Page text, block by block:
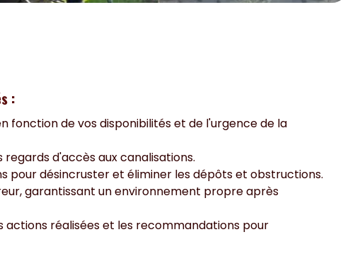
:
fonction de vos disponibilités et de l'urgence de la
d'accès aux canalisations.
pour désincruster et éliminer les dépôts et obstructions.
garantissant un environnement propre après
actions réalisées et les recommandations pour